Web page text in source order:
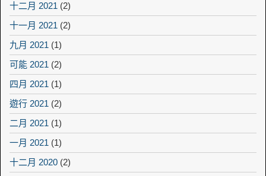
十二月 2021 (2)
十一月 2021 (2)
九月 2021 (1)
可能 2021 (2)
四月 2021 (1)
遊行 2021 (2)
二月 2021 (1)
一月 2021 (1)
十二月 2020 (2)